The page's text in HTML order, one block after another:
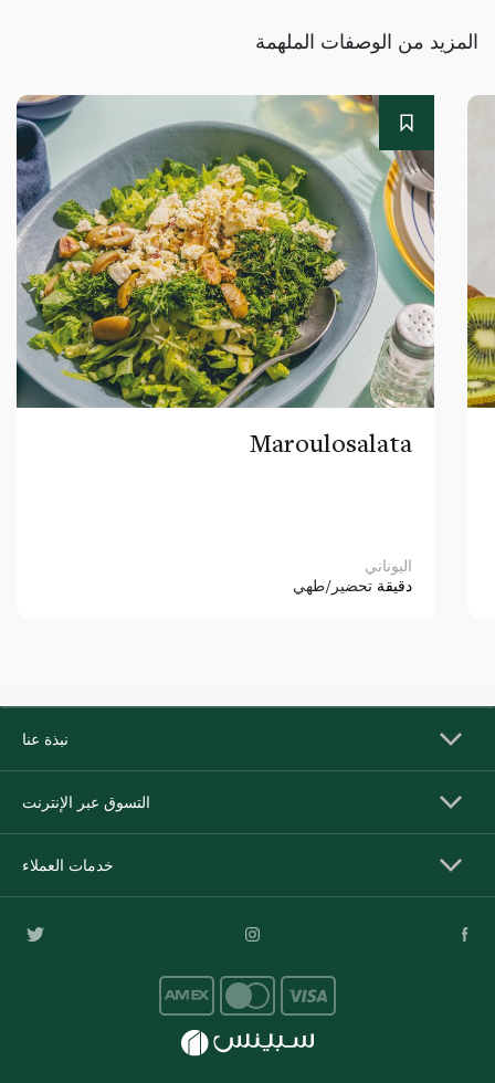
المزيد من الوصفات الملهمة
Maroulosalata
اليوناني
دقيقة تحضير/طهي
نبذة عنا
التسوق عبر الإنترنت
خدمات العملاء